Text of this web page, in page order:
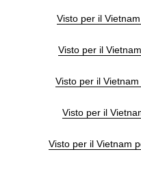
Visto per il
Visto per il
Visto per il
Visto per il
Visto per il Vietnam